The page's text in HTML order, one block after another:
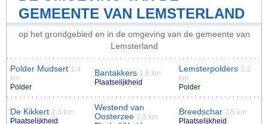
GEMEENTE VAN LEMSTERLAND
op het grondgebied en in de omgeving van de gemeente van
Lemsterland
Polder Mudsert 1.4
km
Polder
Bantakkers 1.6 km
Plaatselijkheid
Lemsterpolders 2.2
km
Polder
De Kikkert 2.3 km
Plaatselijkheid
Westend van
Oosterzee 2.3 km
Breedschar 2.5 km
Plaatselijkheid